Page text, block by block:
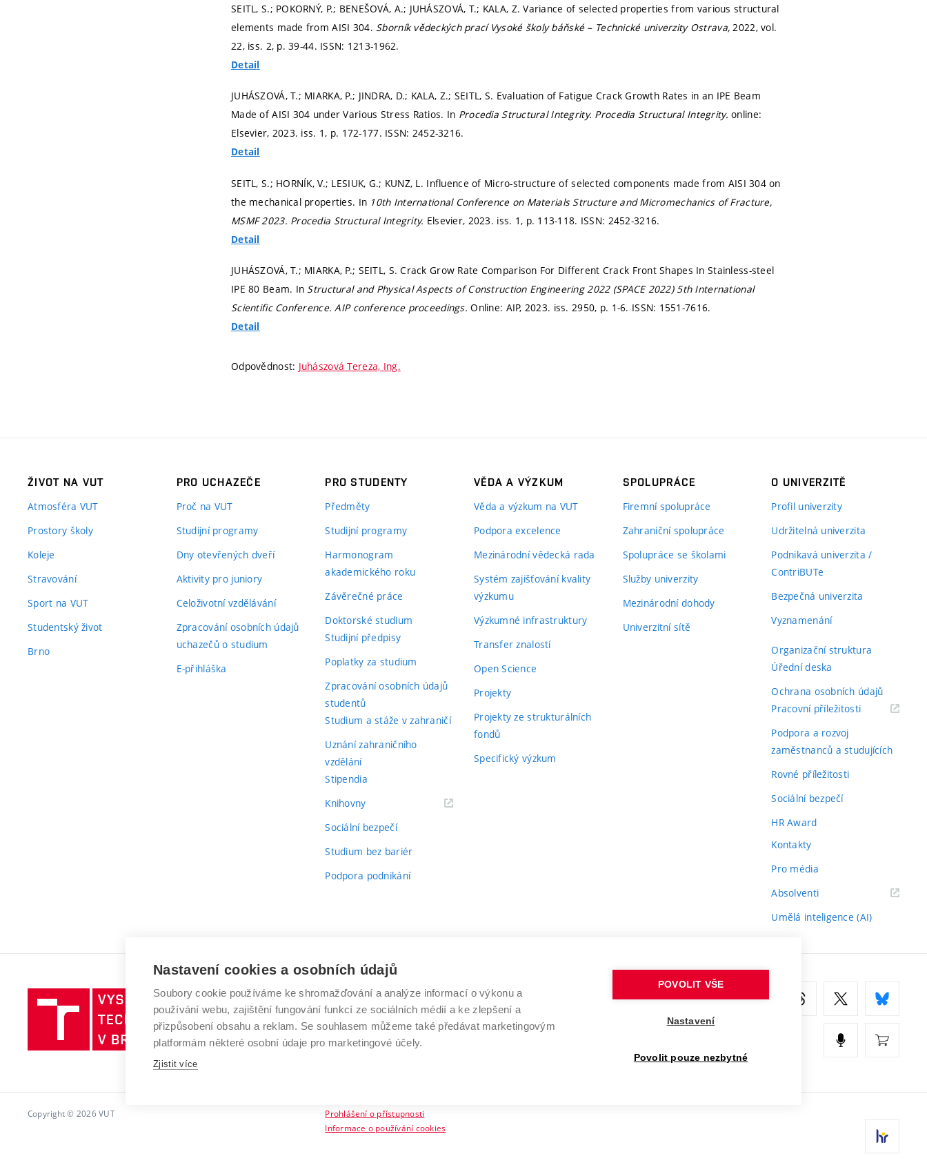
SEITL, S.; POKORNÝ, P.; BENEŠOVÁ, A.; JUHÁSZOVÁ, T.; KALA, Z. Variance of selected properties from various structural
elements made from AISI 304. Sborník vědeckých prací Vysoké školy báňské – Technické univerzity Ostrava, 2022, vol.
22, iss. 2, p. 39-44. ISSN: 1213-1962.
Detail
JUHÁSZOVÁ, T.; MIARKA, P.; JINDRA, D.; KALA, Z.; SEITL, S. Evaluation of Fatigue Crack Growth Rates in an IPE Beam
Made of AISI 304 under Various Stress Ratios. In Procedia Structural Integrity. Procedia Structural Integrity.online:
Elsevier, 2023. iss. 1, p. 172-177. ISSN: 2452-3216.
Detail
SEITL, S.; HORNÍK, V.; LESIUK, G.; KUNZ, L. Influence of Micro-structure of selected components made from AISI 304 on
the mechanical properties. In 10th International Conference on Materials Structure and Micromechanics of Fracture,
MSMF 2023. Procedia Structural Integrity. Elsevier, 2023. iss. 1, p. 113-118. ISSN: 2452-3216.
Detail
JUHÁSZOVÁ, T.; MIARKA, P.; SEITL, S. Crack Grow Rate Comparison For Different Crack Front Shapes In Stainless-steel
IPE 80 Beam. In Structural and Physical Aspects of Construction Engineering 2022 (SPACE 2022) 5th International
Scientific Conference.AIP conference proceedings.Online: AIP, 2023. iss. 2950, p. 1-6. ISSN: 1551-7616.
Detail
Odpovědnost: Juhászová Tereza, Ing.
ŽIVOT NA VUT
Atmosféra VUT
Prostory školy
Koleje
Stravování
Sport na VUT
Studentský život
Brno
PRO UCHAZEČE
Proč na VUT
Studijní programy
Dny otevřených dveří
Aktivity pro juniory
Celoživotní vzdělávání
Zpracování osobních údajů
uchazečů o studium
E-přihláška
PRO STUDENTY
Předměty
Studijní programy
Harmonogram
akademického roku
Závěrečné práce
Doktorské studium
Studijní předpisy
Poplatky za studium
Zpracování osobních údajů
studentů
Studium a stáže v zahraničí
Uznání zahraničního
vzdělání
Stipendia
Knihovny(externí
Sociální bezpečí
Studium bez bariér
Podpora podnikání
VĚDA A VÝZKUM
Věda a výzkum na VUT
Podpora excelence
Mezinárodní vědecká rada
Systém zajišťování kvality
výzkumu
Výzkumné infrastruktury
Transfer znalostí
Open Science
Projekty
Projekty ze strukturálních
fondů
Specifický výzkum
SPOLUPRÁCE
Firemní spolupráce
Zahraniční spolupráce
Spolupráce se školami
Služby univerzity
Mezinárodní dohody
Univerzitní sítě
O UNIVERZITĚ
Profil univerzity
Udržitelná univerzita
Podnikavá univerzita /
ContriBUTe
Bezpečná univerzita
Vyznamenání
Organizační struktura
Úřední deska
Ochrana osobních údajů
Pracovní příležitosti(externí
Podpora a rozvoj
zaměstnanců a studujících
Rovné příležitosti
Sociální bezpečí
HR Award
Kontakty
Pro média
Absolventi(externí
Umělá inteligence (AI)
Vysoké
učení
technické
v
VYSOKÉ UČENÍ TECHNICKÉ V BRNĚ
Antonínská 548/1
602 00 Brno
www.vut.cz
Copyright © 2026 VUT
Prohlášení o přístupnosti
Informace o používání cookies
Nastavení cookies a osobních údajů
Soubory cookie používáme ke shromažďování a analýze informací o výkonu a
používání webu, zajištění fungování funkcí ze sociálních médií a ke zlepšení a
přizpůsobení obsahu a reklam. Se souhlasem můžeme také předávat marketingovým
platformám některé osobní údaje pro marketingové účely.
Zjistit více
POVOLIT VŠE
Nastavení
Povolit pouze nezbytné